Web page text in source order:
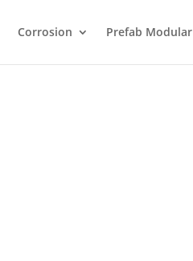
Corrosion Prefab Modular